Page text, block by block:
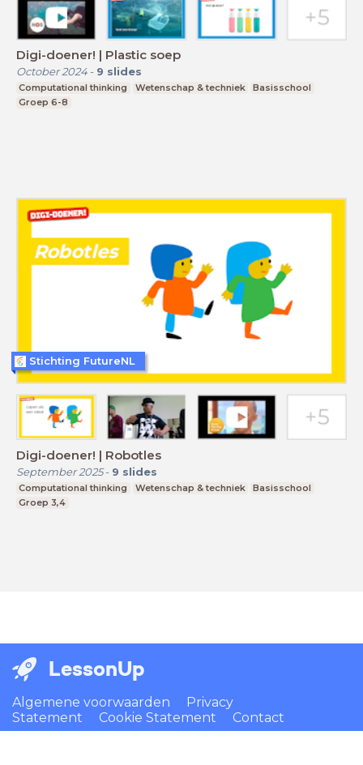
Digi-doener! | Plastic soep
October 2024- 9 slides
Computational thinking Wetenschap & techniek
Basisschool
Groep 6-8
Digi-doener! | Robotles
September 2025- 9 slides
Computational thinking Wetenschap & techniek
Basisschool
Groep 3,4
Stichting FutureNL
LessonUp
Algemene voorwaarden
Privacy
Statement
Cookie Statement Contact